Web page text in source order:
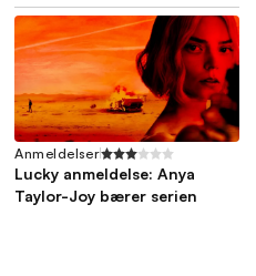
Anmeldelser
Lucky anmeldelse: Anya
Taylor-Joy bærer serien